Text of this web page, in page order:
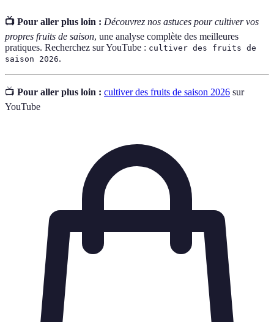
📺 Pour aller plus loin : Découvrez nos astuces pour cultiver vos
propres fruits de saison, une analyse complète des meilleures
pratiques. Recherchez sur YouTube : cultiver des fruits de
saison 2026.
📺 Pour aller plus loin : cultiver des fruits de saison 2026 sur
YouTube